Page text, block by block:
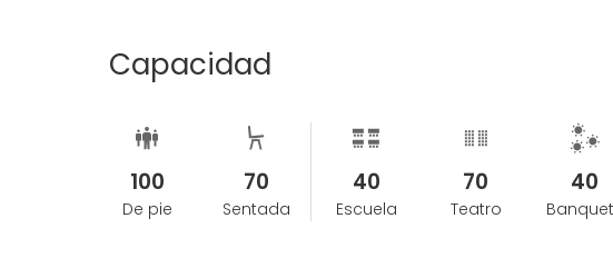
Capacidad
100
De pie
70
Sentada
40
Escuela
70
Teatro
40